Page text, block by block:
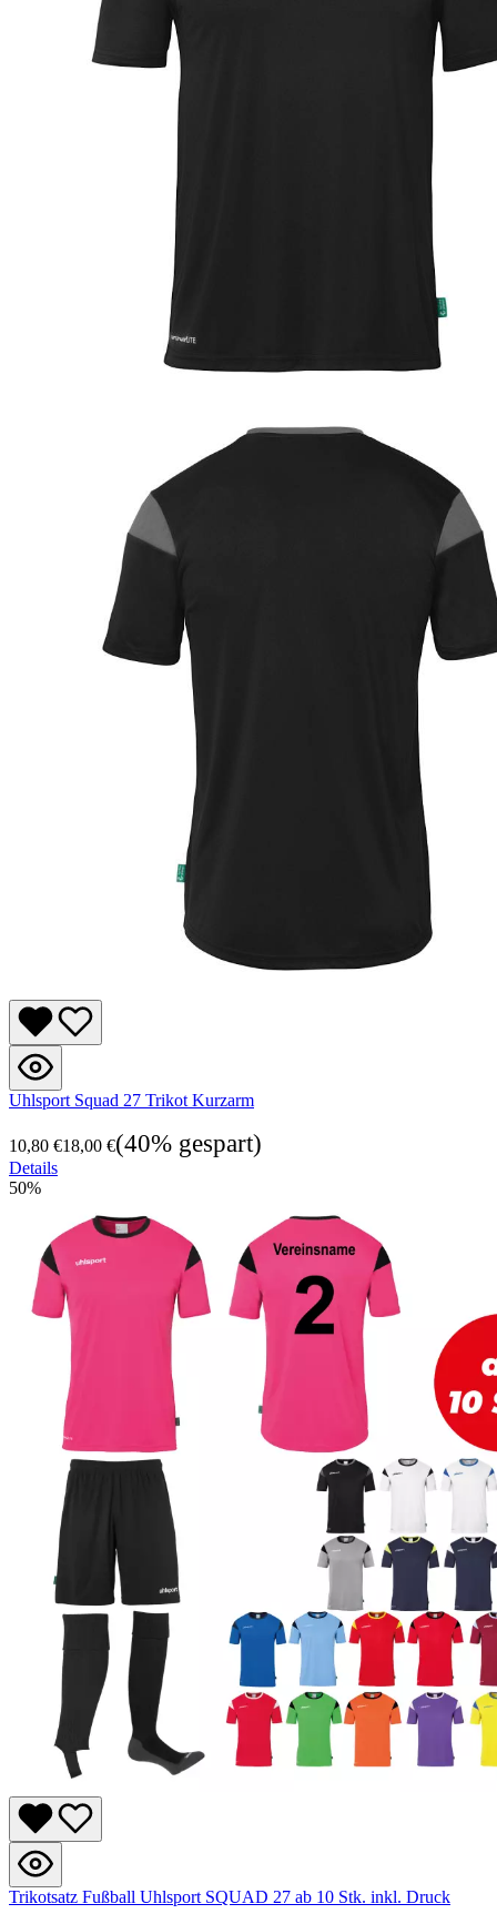
Uhlsport Squad 27 Trikot Kurzarm
10,80 €18,00 €(40% gespart)
Details
50%
Trikotsatz Fußball Uhlsport SQUAD 27 ab 10 Stk. inkl. Druck